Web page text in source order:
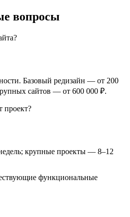
вопросы
Базовый редизайн — от 200
сайтов — от 600 000 ₽.
проект?
крупные проекты — 8–12
функциональные